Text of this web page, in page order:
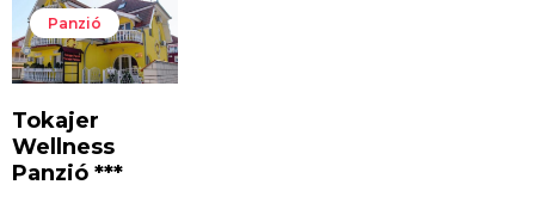
Panzió
Tokajer
Wellness
Panzió ***